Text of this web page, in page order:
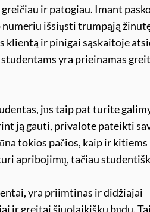
ir patogiau. Imant
išsiųsti trumpąją
klientą ir pinigai sąskaitoje
yra prieinamas
jūs taip pat turite
ją gauti, privalote pateikti
tokios pačios, kaip ir kitiems
apribojimų, tačiau
yra priimtinas ir didžiajai
ir greitai šiuolaikišku būdu.